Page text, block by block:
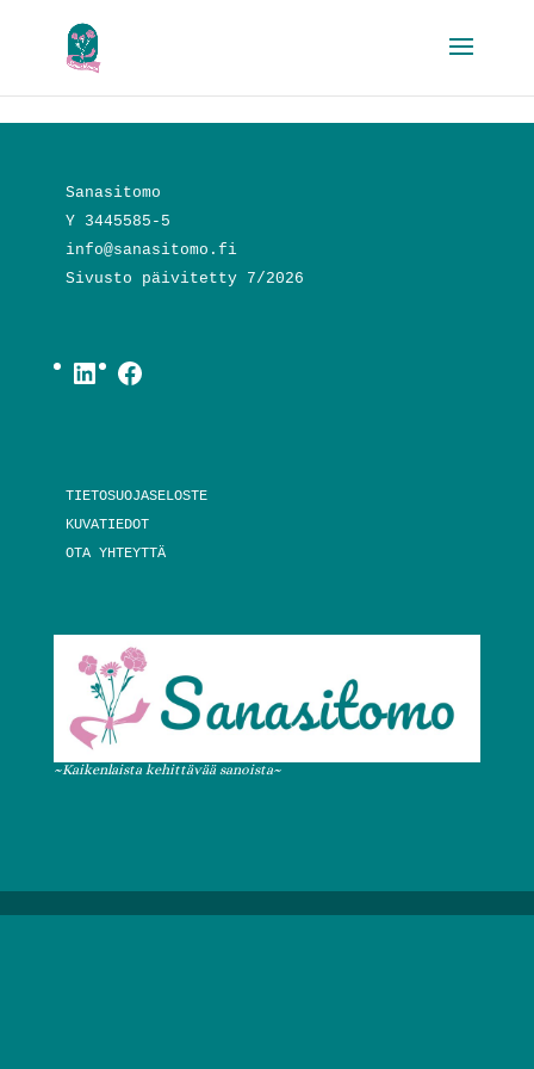
Sanasitomo
Y 3445585-5
info@sanasitomo.fi
Sivusto päivitetty 7/2026
LinkedIn
Facebook
TIETOSUOJASELOSTE
KUVATIEDOT
OTA YHTEYTTÄ
~Kaikenlaista kehittävää sanoista~